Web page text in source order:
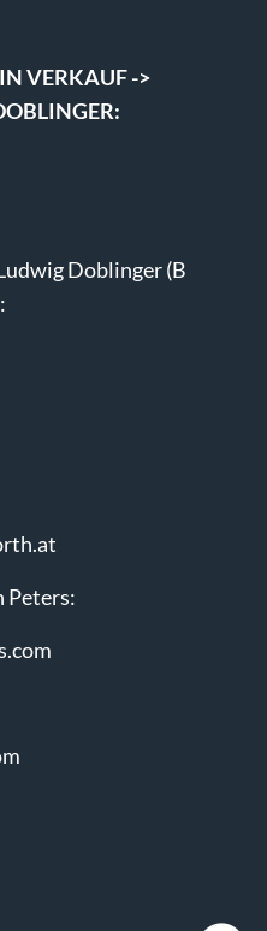
VERKAUF ->
Doblinger (B
Peters: